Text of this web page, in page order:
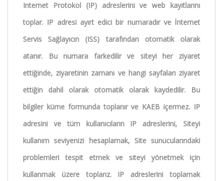
Internet Protokol (IP) adreslerini ve web kayıtlarını
toplar. IP adresi ayırt edici bir numaradır ve İnternet
Servis Sağlayıcın (ISS) tarafından otomatik olarak
atanır. Bu numara farkedilir ve siteyi her ziyaret
ettiğinde, ziyaretinin zamanı ve hangi sayfaları ziyaret
ettiğin dahil olarak otomatik olarak kaydedilir. Bu
bilgiler küme formunda toplanır ve KAEB içermez. IP
adresini ve tüm kullanıcıların IP adreslerini, Siteyi
kullanım seviyenizi hesaplamak, Site sunucularındaki
problemleri tespit etmek ve siteyi yönetmek için
kullanmak üzere toplarız. IP adreslerini toplamak